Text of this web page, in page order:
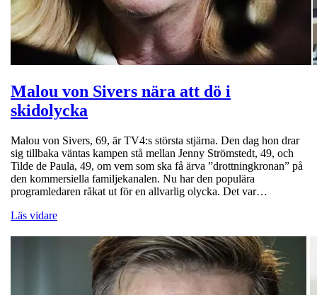
Malou von Sivers nära att dö i
skidolycka
Malou von Sivers, 69, är TV4:s största stjärna. Den dag hon drar
sig tillbaka väntas kampen stå mellan Jenny Strömstedt, 49, och
Tilde de Paula, 49, om vem som ska få ärva ”drottningkronan” på
den kommersiella familjekanalen. Nu har den populära
programledaren råkat ut för en allvarlig olycka. Det var…
Läs vidare